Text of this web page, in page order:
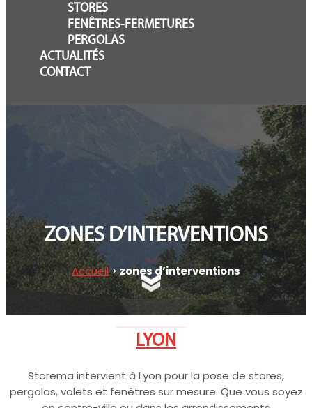
STORES
FENÊTRES-FERMETURES
PERGOLAS
ACTUALITÉS
CONTACT
ZONES D’INTERVENTIONS
Accueil>zones d’interventions
LYON
Storema intervient à Lyon pour la pose de stores,
pergolas, volets et fenêtres sur mesure. Que vous soyez